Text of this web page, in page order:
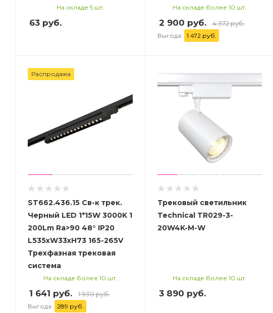
На складе 5 шт.
63 руб.
На складе более 10 шт.
2 900 руб. 4 372 руб.
Выгода: 1 472 руб.
Распродажа
ST662.436.15 Св-к трек.
Черный LED 1*15W 3000K 1
200Lm Ra>90 48° IP20
L535xW33xH73 165-265V
Трехфазная трековая
система
На складе более 10 шт.
1 641 руб. 1 930 руб.
Выгода: 289 руб.
Трековый светильник
Technical TR029-3-
20W4K-M-W
На складе более 10 шт.
3 890 руб.